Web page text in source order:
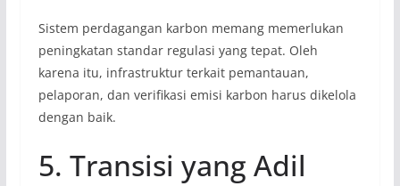
Sistem perdagangan karbon memang memerlukan
peningkatan standar regulasi yang tepat. Oleh
karena itu, infrastruktur terkait pemantauan,
pelaporan, dan verifikasi emisi karbon harus dikelola
dengan baik.
5. Transisi yang Adil